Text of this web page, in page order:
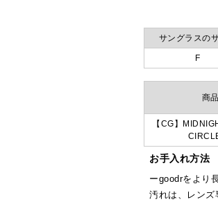
サングラスの
F
商
【CG】
お手入れ方法
ーgoodrをより
汚れは、レンズ